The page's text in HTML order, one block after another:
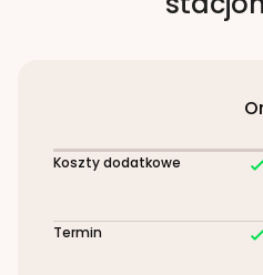
Koszty dodatkowe
Termin